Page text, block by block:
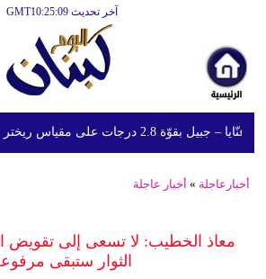
آخر تحديث GMT10:25:09
2.8 درجات على مقياس ريختر
أخبارعاجلة » أخبار عاجلة
معاذ الخطيب: لا تسعى إلى تقويض
الثوار ستبقى